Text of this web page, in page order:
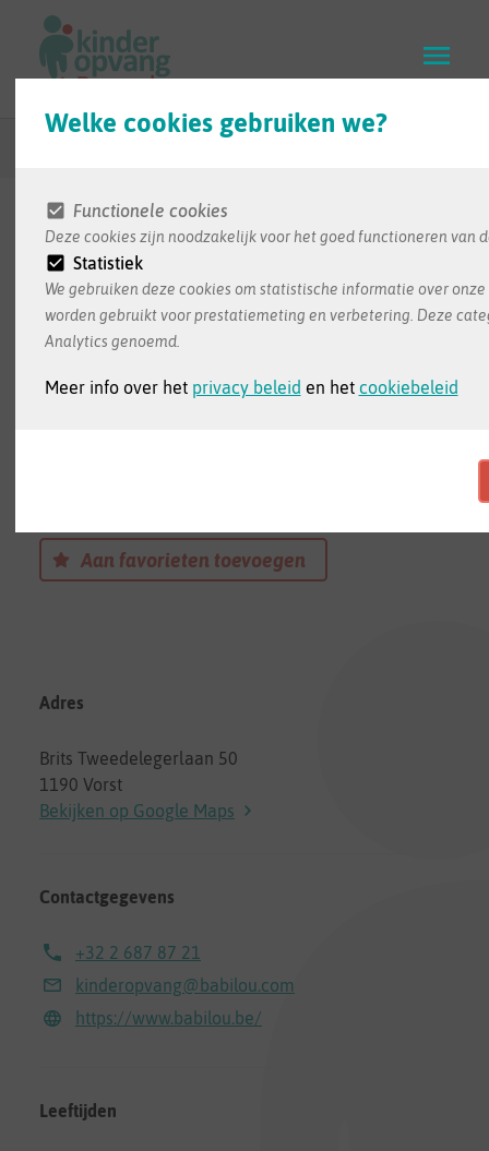
Welke cookies gebruiken we?
Functionele cookies
Deze cookies zijn noodzakelijk voor het goed functioneren van
Statistiek
We gebruiken deze cookies om statistische informatie over
worden gebruikt voor prestatiemeting en verbetering. Deze
Analytics genoemd.
Meer info over het privacy beleid en het cookiebeleid
De informatie in deze infofiche wordt ons bezorgd
door de opvang zelf. Dit is de meest recente
informatie die we ontvangen hebben
Aan favorieten toevoegen
Adres
Brits Tweedelegerlaan 50
1190 Vorst
Bekijken op Google Maps
Contactgegevens
+32 2 687 87 21
kinderopvang@babilou.com
https://www.babilou.be/
Leeftijden